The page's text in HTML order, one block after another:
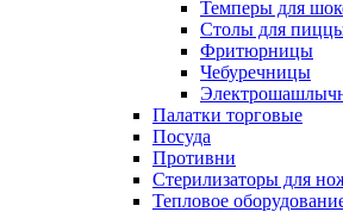
Темперы для
Столы для
Фритюрницы
Чебуречницы
Палатки торговые
Посуда
Противни
Стерилизаторы для
Тепловое